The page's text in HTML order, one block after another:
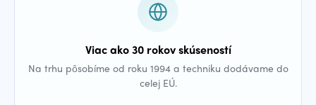
Viac ako 30 rokov skúseností
Na trhu pôsobíme od roku 1994 a techniku dodávame do
celej EÚ.